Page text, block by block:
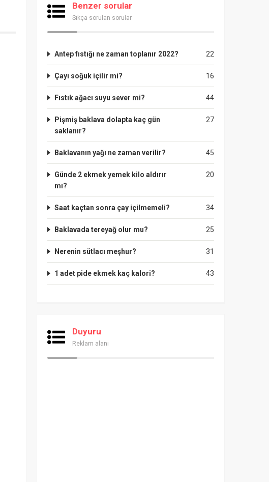
Benzer sorular
Sıkça sorulan sorular
22
Antep fıstığı ne zaman toplanır 2022?
16
Çayı soğuk içilir mi?
44
Fıstık ağacı suyu sever mi?
27
Pişmiş baklava dolapta kaç gün
saklanır?
45
Baklavanın yağı ne zaman verilir?
20
Günde 2 ekmek yemek kilo aldırır
mı?
34
Saat kaçtan sonra çay içilmemeli?
25
Baklavada tereyağ olur mu?
31
Nerenin sütlacı meşhur?
43
1 adet pide ekmek kaç kalori?
Duyuru
Reklam alanı